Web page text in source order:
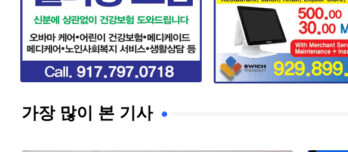
가장 많이 본 기사